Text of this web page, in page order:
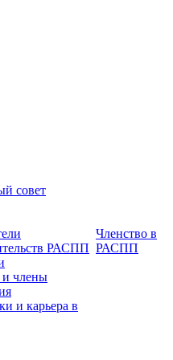
совет
РАСПП
члены
и карьера в
Членство в
РАСПП